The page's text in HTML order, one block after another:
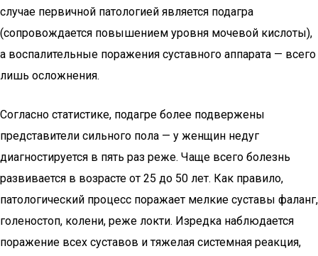
случае первичной патологией является подагра
(сопровождается повышением уровня мочевой кислоты),
а воспалительные поражения суставного аппарата — всего
лишь осложнения.
Согласно статистике, подагре более подвержены
представители сильного пола — у женщин недуг
диагностируется в пять раз реже. Чаще всего болезнь
развивается в возрасте от 25 до 50 лет. Как правило,
патологический процесс поражает мелкие суставы фаланг,
голеностоп, колени, реже локти. Изредка наблюдается
поражение всех суставов и тяжелая системная реакция,